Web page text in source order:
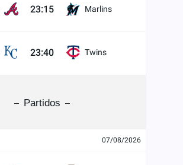
23:15 Marlins
23:40 Twins
Partidos
07/08/2026